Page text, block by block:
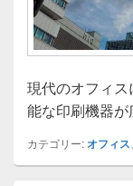
現代のオフィ
能な印刷機器
カテゴリー:オフィス